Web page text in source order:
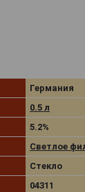
Германия
0.5 л
5.2%
Светлое
Стекло
04311